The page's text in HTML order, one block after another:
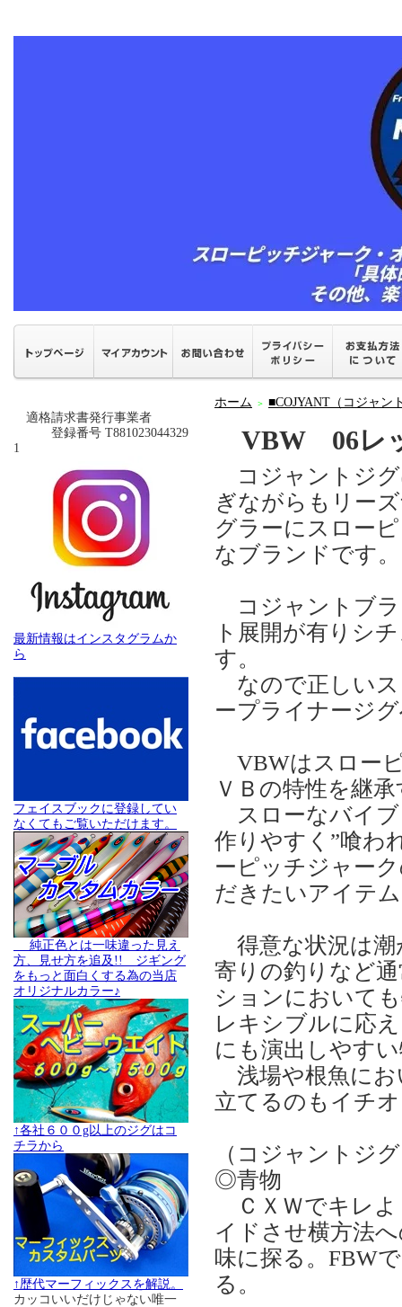
適格請求書発行事業者
登録番号 T881023044329
1
最新情報はインスタグラムか
ら
フェイスブックに登録してい
なくてもご覧いただけます。
純正色とは一味違った見え
方、見せ方を追及!! ジギング
をもっと面白くする為の当店
オリジナルカラー♪
↑各社６００g以上のジグはコ
チラから
↑歴代マーフィックスを解説。
カッコいいだけじゃない唯一
ホーム ＞ ■COJYANT（コジャン
VBW 06レ
コジャントジグ
ぎながらもリー
グラーにスロー
なブランドです。
コジャントブラ
ト展開が有りシ
す。
なので正しいス
ープライナージ
VBWはスロー
ＶＢの特性を継
スローなバイブ
作りやすく”喰わ
ーピッチジャー
だきたいアイテ
得意な状況は潮
寄りの釣りなど
ションにおいて
レキシブルに応
にも演出しやす
浅場や根魚にお
立てるのもイチ
（コジャント
◎青物
ＣＸＷでキレよ
イドさせ横方法
味に探る。FBW
る。